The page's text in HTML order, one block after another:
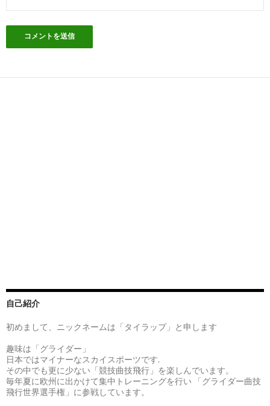
自己紹介
初めまして、ニックネームは「タイラップ」と申します
趣味は「グライダー」
日本ではマイナーなスカイスポーツです.
その中でも更に少ない「競技曲技飛行」を楽しんでいます。
毎年夏に欧州に出かけて集中トレーニングを行い 「グライダー曲技
飛行世界選手権」に参戦しています。